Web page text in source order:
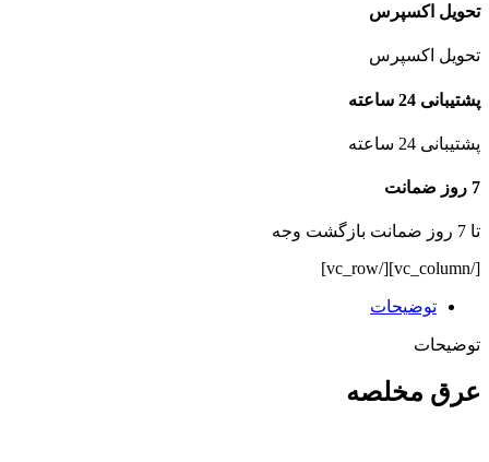
تحویل اکسپرس
تحویل اکسپرس
پشتیبانی 24 ساعته
پشتیبانی 24 ساعته
7 روز ضمانت
تا 7 روز ضمانت بازگشت وجه
[/vc_column][/vc_row]
توضیحات
توضیحات
عرق مخلصه